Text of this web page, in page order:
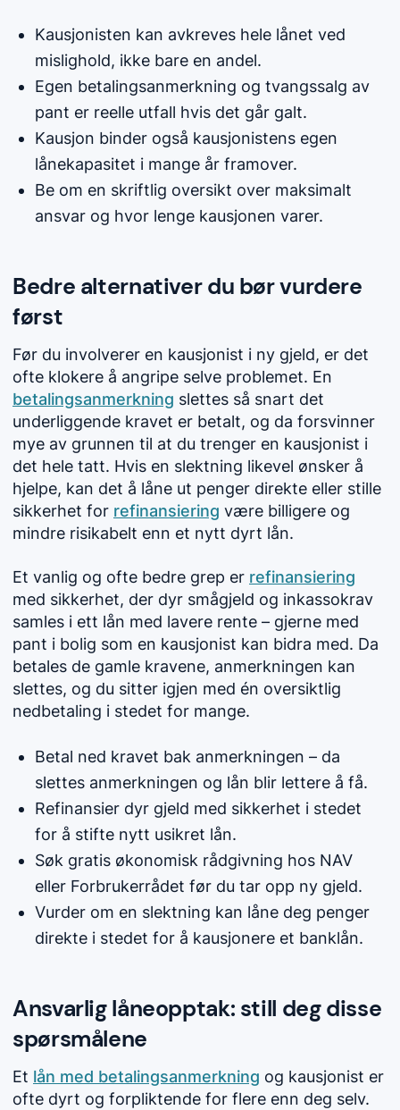
Kausjonisten kan avkreves hele lånet ved
mislighold, ikke bare en andel.
Egen betalingsanmerkning og tvangssalg av
pant er reelle utfall hvis det går galt.
Kausjon binder også kausjonistens egen
lånekapasitet i mange år framover.
Be om en skriftlig oversikt over maksimalt
ansvar og hvor lenge kausjonen varer.
Bedre alternativer du bør vurdere
først
Før du involverer en kausjonist i ny gjeld, er det
ofte klokere å angripe selve problemet. En
betalingsanmerkning slettes så snart det
underliggende kravet er betalt, og da forsvinner
mye av grunnen til at du trenger en kausjonist i
det hele tatt. Hvis en slektning likevel ønsker å
hjelpe, kan det å låne ut penger direkte eller stille
sikkerhet for refinansiering være billigere og
mindre risikabelt enn et nytt dyrt lån.
Et vanlig og ofte bedre grep er refinansiering
med sikkerhet, der dyr smågjeld og inkassokrav
samles i ett lån med lavere rente – gjerne med
pant i bolig som en kausjonist kan bidra med. Da
betales de gamle kravene, anmerkningen kan
slettes, og du sitter igjen med én oversiktlig
nedbetaling i stedet for mange.
Betal ned kravet bak anmerkningen – da
slettes anmerkningen og lån blir lettere å få.
Refinansier dyr gjeld med sikkerhet i stedet
for å stifte nytt usikret lån.
Søk gratis økonomisk rådgivning hos NAV
eller Forbrukerrådet før du tar opp ny gjeld.
Vurder om en slektning kan låne deg penger
direkte i stedet for å kausjonere et banklån.
Ansvarlig låneopptak: still deg disse
spørsmålene
Et lån med betalingsanmerkning og kausjonist er
ofte dyrt og forpliktende for flere enn deg selv.